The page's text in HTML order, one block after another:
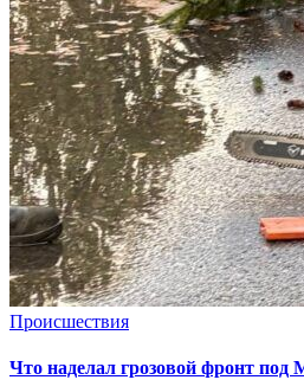
Происшествия
Что наделал грозовой фронт под